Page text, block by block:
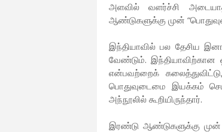
அளவில் வளர்ச்சி
ஆண்டுகளுக்கு முன்
இந்தியாவில் பல தேசிய
வேண்டும்.
என்பவற்றைக்
பொதுவுடைமை இயக்கம்
அந்நூலில் கூறியிருந்தார்.
இரண்டு ஆண்டுகளுக்கு முன்